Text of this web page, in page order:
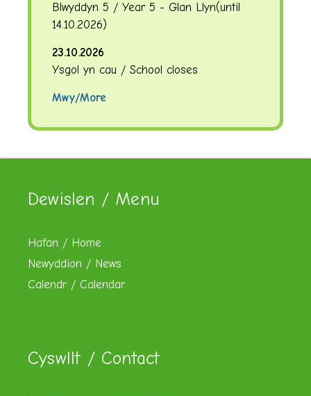
Blwyddyn 5 / Year 5 - Glan Llyn(until
14.10.2026)
23.10.2026
Ysgol yn cau / School closes
Mwy/More
Dewislen / Menu
Hafan / Home
Newyddion / News
Calendr / Calendar
Cyswllt / Contact